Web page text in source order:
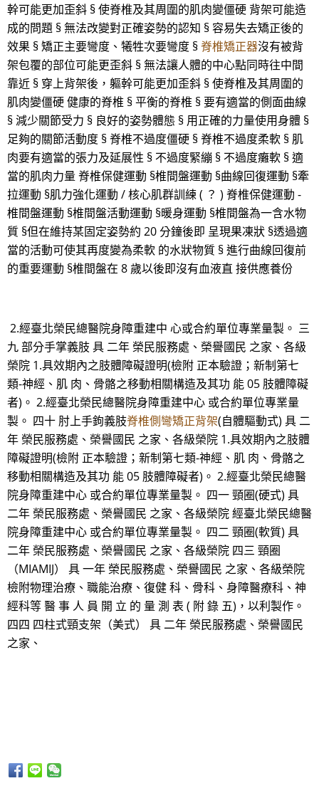
幹可能更加歪斜 § 使脊椎及其周圍的肌肉變僵硬 背架可能造
成的問題 § 無法改變對正確姿勢的認知 § 容易失去矯正後的
效果 § 矯正主要彎度、犧牲次要彎度 §脊椎矯正器沒有被背
架包覆的部位可能更歪斜 § 無法讓人體的中心點同時往中間
靠近 § 穿上背架後，軀幹可能更加歪斜 § 使脊椎及其周圍的
肌肉變僵硬 健康的脊椎 § 平衡的脊椎 § 要有適當的側面曲線
§ 減少關節受力 § 良好的姿勢體態 § 用正確的力量使用身體 §
足夠的關節活動度 § 脊椎不過度僵硬 § 脊椎不過度柔軟 § 肌
肉要有適當的張力及延展性 § 不過度緊繃 § 不過度癱軟 § 適
當的肌肉力量 脊椎保健運動 §椎間盤運動 §曲線回復運動 §牽
拉運動 §肌力強化運動 / 核心肌群訓練 ( ？ ) 脊椎保健運動 -
椎間盤運動 §椎間盤活動運動 §暖身運動 §椎間盤為一含水物
質 §但在維持某固定姿勢約 20 分鐘後即 呈現果凍狀 §透過適
當的活動可使其再度變為柔軟 的水狀物質 § 進行曲線回復前
的重要運動 §椎間盤在 8 歲以後即沒有血液直 接供應養份
2.經臺北榮民總醫院身障重建中 心或合約單位專業量製。 三
九 部分手掌義肢 具 二年 榮民服務處、榮譽國民 之家、各級
榮院 1.具效期內之肢體障礙證明(檢附 正本驗證；新制第七
類-神經、肌 肉、骨骼之移動相關構造及其功 能 05 肢體障礙
者)。 2.經臺北榮民總醫院身障重建中心 或合約單位專業量
製。 四十 肘上手鉤義肢脊椎側彎矯正背架(自體驅動式) 具 二
年 榮民服務處、榮譽國民 之家、各級榮院 1.具效期內之肢體
障礙證明(檢附 正本驗證；新制第七類-神經、肌 肉、骨骼之
移動相關構造及其功 能 05 肢體障礙者)。 2.經臺北榮民總醫
院身障重建中心 或合約單位專業量製。 四一 頸圈(硬式) 具
二年 榮民服務處、榮譽國民 之家、各級榮院 經臺北榮民總醫
院身障重建中心 或合約單位專業量製。 四二 頸圈(軟質) 具
二年 榮民服務處、榮譽國民 之家、各級榮院 四三 頸圈
（MIAMIJ） 具 一年 榮民服務處、榮譽國民 之家、各級榮院
檢附物理治療、職能治療、復健 科、骨科、身障醫療科、神
經科等 醫 事 人 員 開 立 的 量 測 表 ( 附 錄 五)，以利製作。
四四 四柱式頸支架（美式） 具 二年 榮民服務處、榮譽國民
之家、